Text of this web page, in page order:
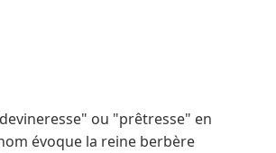
ou "prêtresse" en
évoque la reine berbère